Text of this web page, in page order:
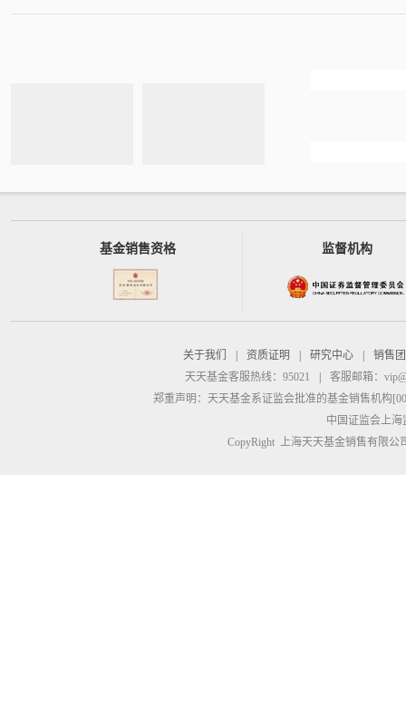
基金销售资格 监督机构
关于我们 资质证明 研究中心
销售
天天基金客服热线：95021
客服邮箱：
郑重声明： 天天基金系证监会批准的基金销售机构
中国证监会上
CopyRight 上海天天基金销售有限